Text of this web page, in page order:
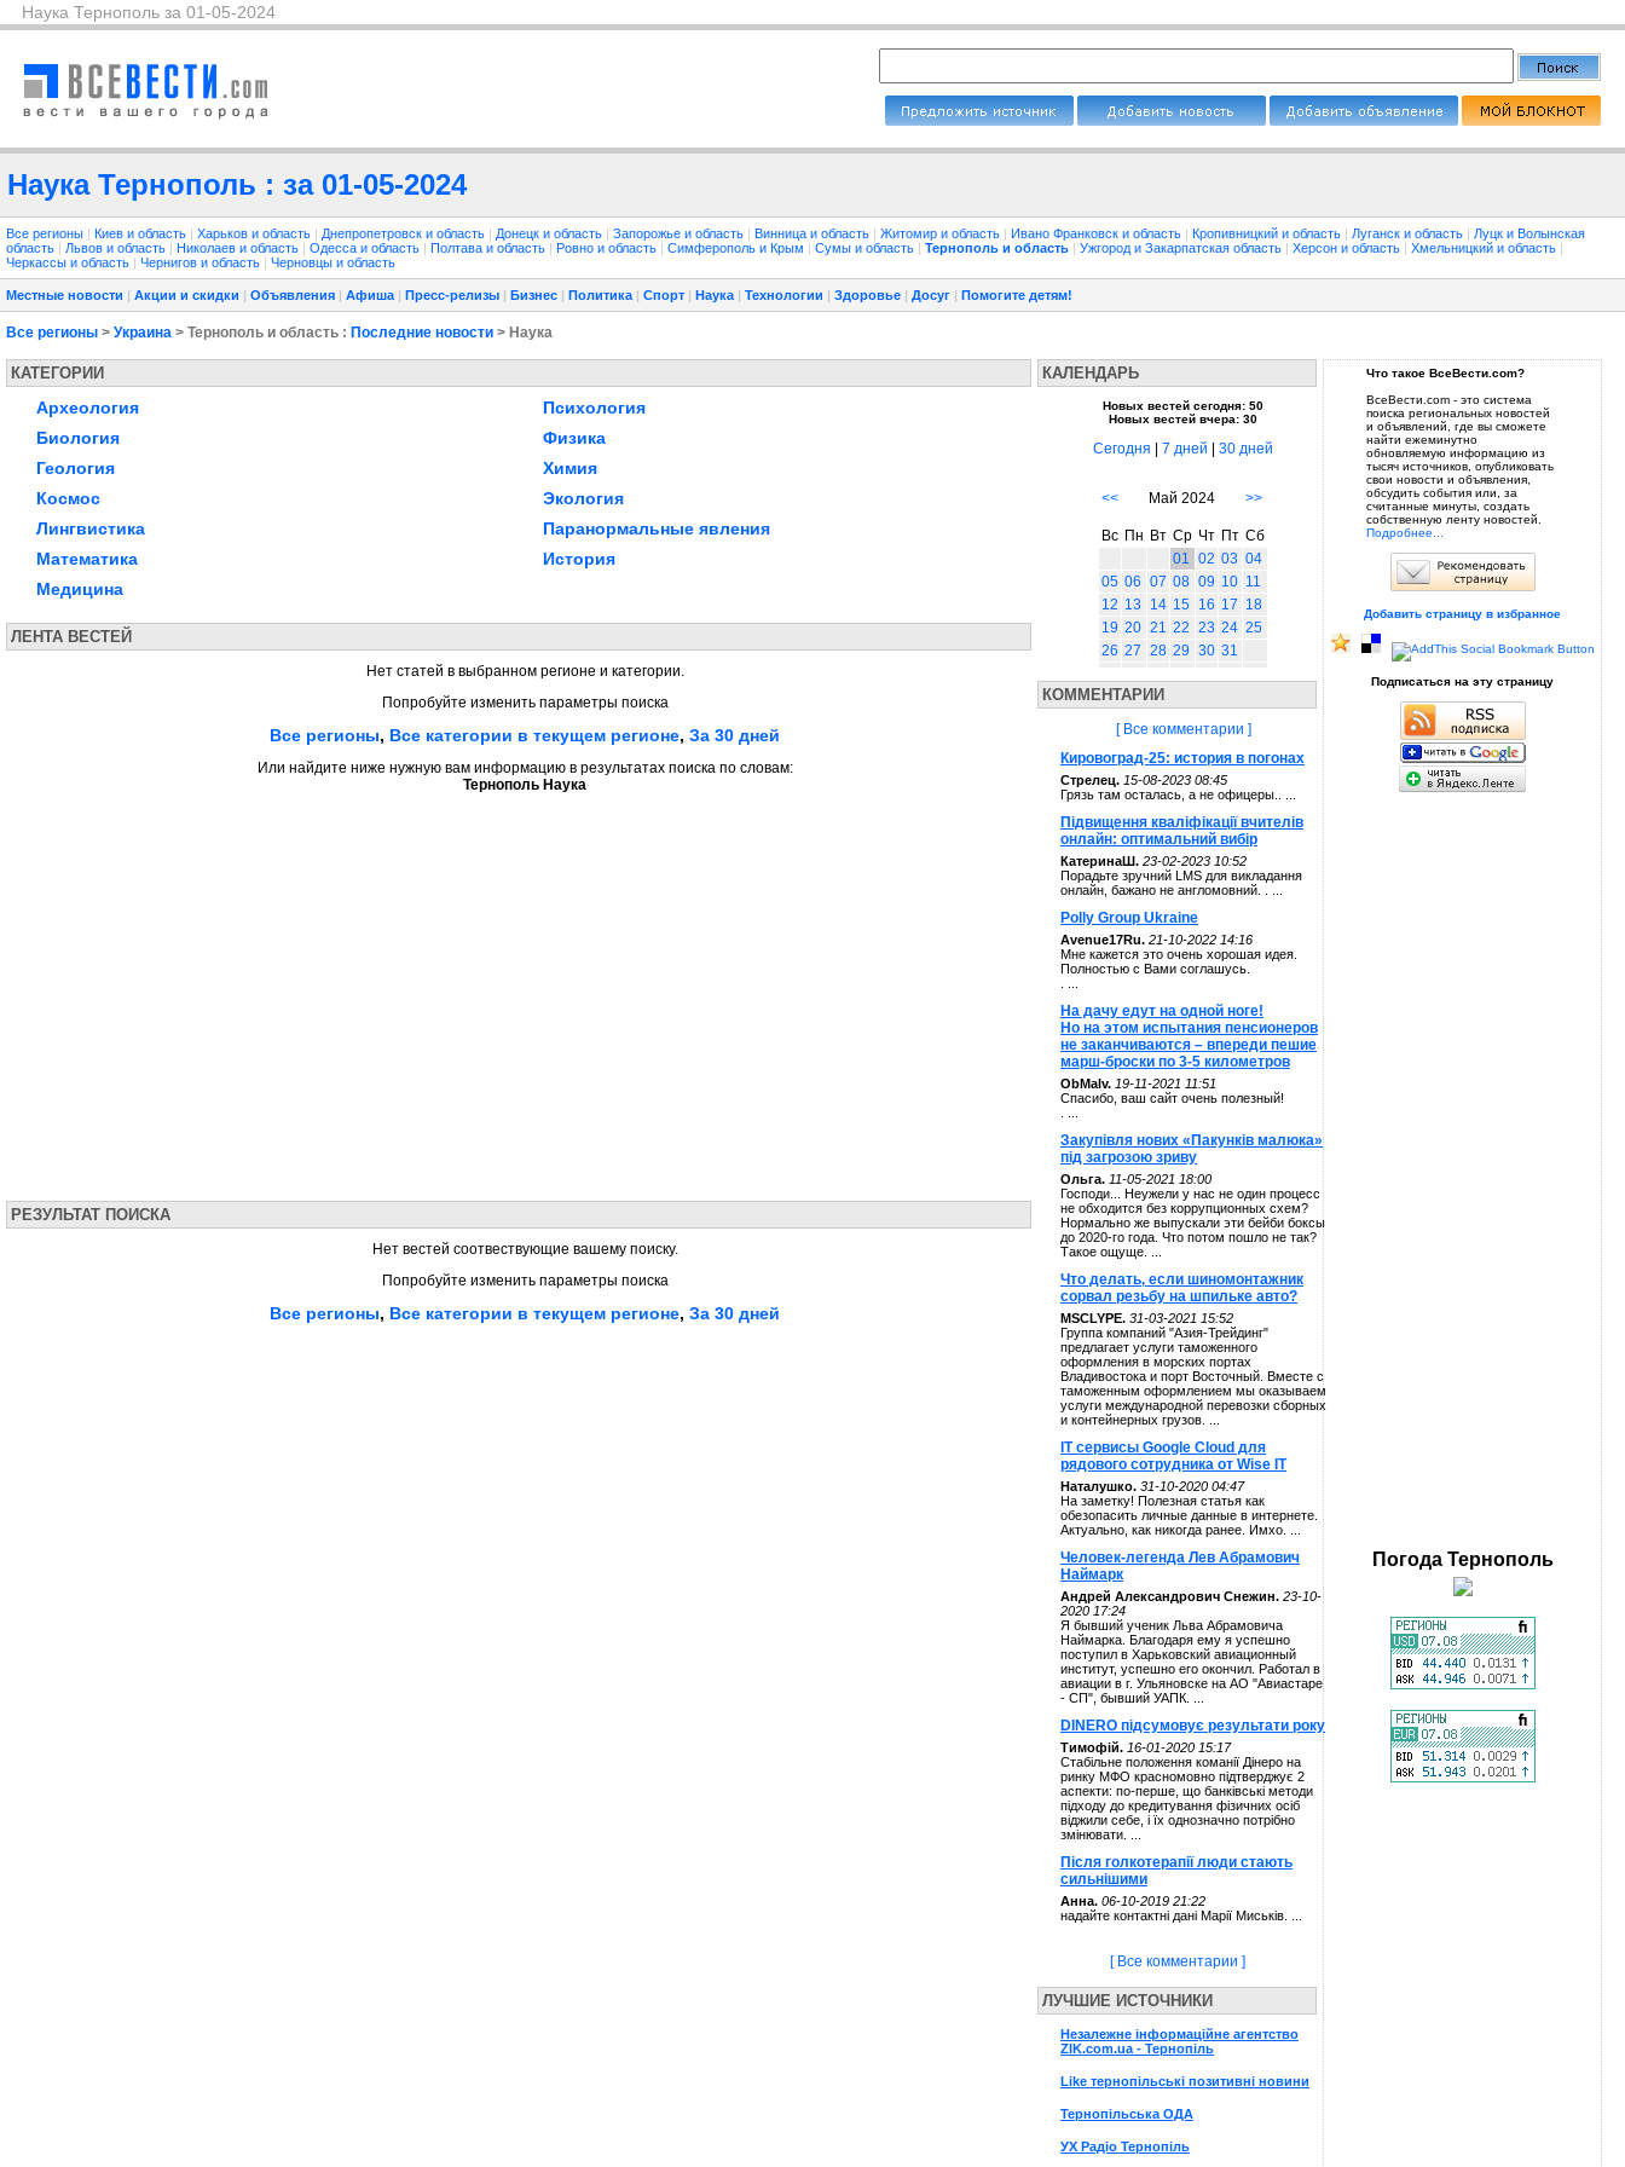
Наука Тернополь за 01-05-2024
Наука Тернополь : за 01-05-2024
Все регионы | Киев и область | Харьков и область | Днепропетровск и область | Донецк и область | Запорожье и область | Винница и область | Житомир и область | Ивано Франковск и область | Кропивницкий и область | Луганск и область | Луцк и Волынская
область | Львов и область | Николаев и область | Одесса и область | Полтава и область | Ровно и область | Симферополь и Крым | Сумы и область | Тернополь и область | Ужгород и Закарпатская область | Херсон и область | Хмельницкий и область |
Черкассы и область | Чернигов и область | Черновцы и область
Местные новости | Акции и скидки | Объявления | Афиша | Пресс-релизы | Бизнес | Политика | Спорт | Наука | Технологии | Здоровье | Досуг | Помогите детям!
Все регионы > Украина > Тернополь и область : Последние новости > Наука
КАТЕГОРИИ
Археология
Биология
Геология
Космос
Лингвистика
Математика
Медицина
Психология
Физика
Химия
Экология
Паранормальные явления
История
ЛЕНТА ВЕСТЕЙ
Нет статей в выбранном регионе и категории.
Попробуйте изменить параметры поиска
Все регионы, Все категории в текущем регионе, За 30 дней
Или найдите ниже нужную вам информацию в результатах поиска по словам:
Тернополь Наука
РЕЗУЛЬТАТ ПОИСКА
Нет вестей соотвествующие вашему поиску.
Попробуйте изменить параметры поиска
Все регионы, Все категории в текущем регионе, За 30 дней
КАЛЕНДАРЬ
Новых вестей сегодня: 50
Новых вестей вчера: 30
Сегодня 7 дней 30 дней
<< Май 2024 >>
Вс Пн Вт Ср Чт Пт Сб
01 02 03 04
05 06 07 08 09 10 11
12 13 14 15 16 17 18
19 20 21 22 23 24 25
26 27 28 29 30 31
КОММЕНТАРИИ
[ Все комментарии ]
Кировоград-25: история в погонах
Стрелец. 15-08-2023 08:45
Грязь там осталась, а не офицеры.. ...
Підвищення кваліфікації вчителів
онлайн: оптимальний вибір
КатеринаШ. 23-02-2023 10:52
Порадьте зручний LMS для викладання
онлайн, бажано не англомовний. . ...
Polly Group Ukraine
Avenue17Ru. 21-10-2022 14:16
Мне кажется это очень хорошая идея.
Полностью с Вами соглашусь.
На дачу едут на одной ноге!
Но на этом испытания пенсионеров
не заканчиваются – впереди пешие
марш-броски по 3-5 километров
ОbMalv. 19-11-2021 11:51
Спасибо, ваш сайт очень полезный!
Закупівля нових «Пакунків малюка»
під загрозою зриву
Ольга. 11-05-2021 18:00
Господи... Неужели у нас не один процесс
не обходится без коррупционных схем?
Нормально же выпускали эти бейби боксы
до 2020-го года. Что потом пошло не так?
Такое ощуще. ...
Что делать, если шиномонтажник
сорвал резьбу на шпильке авто?
MSCLYPE. 31-03-2021 15:52
Группа компаний "Азия-Трейдинг"
предлагает услуги таможенного
оформления в морских портах
Владивостока и порт Восточный. Вместе с
таможенным оформлением мы оказываем
услуги международной перевозки сборных
и контейнерных грузов. ...
IT сервисы Google Cloud для
рядового сотрудника от Wise IT
Наталушко. 31-10-2020 04:47
На заметку! Полезная статья как
обезопасить личные данные в интернете.
Актуально, как никогда ранее. Имхо. ...
Человек-легенда Лев Абрамович
Наймарк
Андрей Александрович Снежин. 23-10-
2020 17:24
Я бывший ученик Льва Абрамовича
Наймарка. Благодаря ему я успешно
поступил в Харьковский авиационный
институт, успешно его окончил. Работал в
авиации в г. Ульяновске на АО "Авиастаре
- СП", бывший УАПК. ...
DINERO підсумовує результати року
Тимофій. 16-01-2020 15:17
Стабільне положення команії Дінеро на
ринку МФО красномовно підтверджує 2
аспекти: по-перше, що банківські методи
підходу до кредитування фізичних осіб
віджили себе, і їх однозначно потрібно
змінювати. ...
Після голкотерапії люди стають
сильнішими
Анна. 06-10-2019 21:22
надайте контактні дані Марії Миськів. ...
[ Все комментарии ]
ЛУЧШИЕ ИСТОЧНИКИ
Незалежне інформаційне агентство
ZIK.com.ua - Тернопіль
Like тернопільські позитивні новини
Тернопільська ОДА
УХ Радіо Тернопіль
Что такое ВсеВести.com?
ВсеВести.com - это система
поиска региональных новостей
и объявлений, где вы сможете
найти ежеминутно
обновляемую информацию из
тысяч источников, опубликовать
свои новости и объявления,
обсудить события или, за
считанные минуты, создать
собственную ленту новостей.
Подробнее...
Добавить страницу в избранное
Подписаться на эту страницу
Погода Тернополь